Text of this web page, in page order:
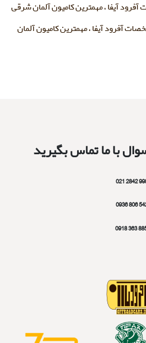
آیفا ، مهمترین کامیون آلمان شرقی
آفرود آیفا ، مهمترین کامیون آلمان
با ما تماس بگیرید
9986
5425